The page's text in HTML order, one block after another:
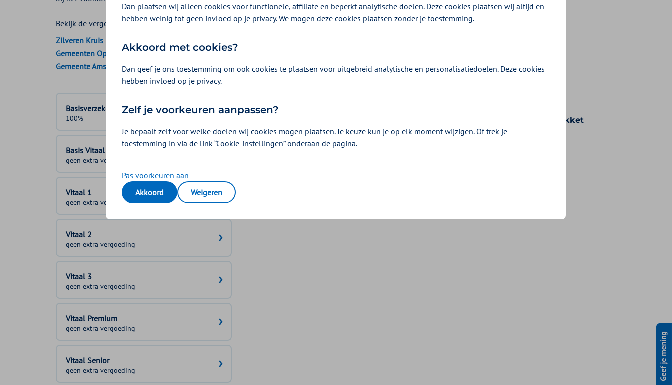
Bekijk de vergoedingen van:
Zilveren Kruis
Gemeenten Optimaal
Gemeente Amsterdam
Basisverzekering
100%
Kies uw pakket en bekijk de vergoedingen en voorwaarden die bij uw pakket
horen.
Basis Vitaal
geen extra vergoeding
Vitaal 1
geen extra vergoeding
Vitaal 2
geen extra vergoeding
Vitaal 3
geen extra vergoeding
Vitaal Premium
geen extra vergoeding
Vitaal Senior
geen extra vergoeding
Dan plaatsen wij alleen cookies voor functionele, affiliate en beperkt analytische doelen. Deze cookies plaatsen wij altijd en
hebben weinig tot geen invloed op je privacy. We mogen deze cookies plaatsen zonder je toestemming.
Akkoord met cookies?
Dan geef je ons toestemming om ook cookies te plaatsen voor uitgebreid analytische en personalisatiedoelen. Deze cookies
hebben invloed op je privacy.
Zelf je voorkeuren aanpassen?
Je bepaalt zelf voor welke doelen wij cookies mogen plaatsen. Je keuze kun je op elk moment wijzigen. Of trek je
toestemming in via de link “Cookie-instellingen” onderaan de pagina.
Pas voorkeuren aan
Akkoord
Weigeren